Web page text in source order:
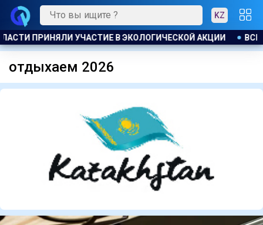
KZ
ПРИНЯЛИ УЧАСТИЕ В ЭКОЛОГИЧЕСКОЙ АКЦИИ
отдыхаем 2026